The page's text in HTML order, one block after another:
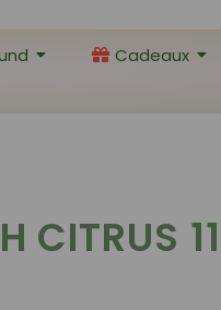
Cadeaux
CITRUS 11